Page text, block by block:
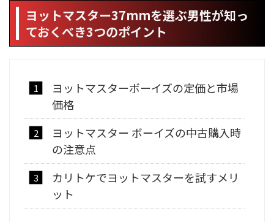
ヨットマスター37mmを選ぶ男性が知っ
ておくべき3つのポイント
ヨットマスターボーイズの定価と市場
価格
ヨットマスター ボーイズの中古購入時
の注意点
カリトケでヨットマスターを試すメリ
ット